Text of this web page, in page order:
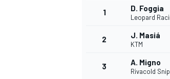
1 D. Foggia
Leopard
2 J. Masiá
KTM
3 A. Migno
Rivacold